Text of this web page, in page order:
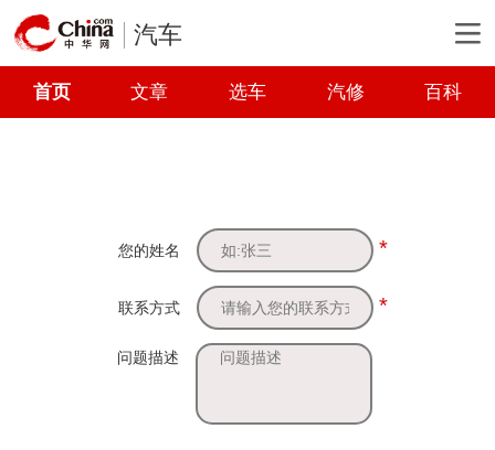
汽车
首页 文章 选车 汽修 百科
您的姓名 *
联系方式 *
问题描述